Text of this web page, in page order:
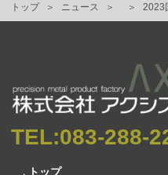
トップ ニュース 2023
TEL:083-288-
トップ